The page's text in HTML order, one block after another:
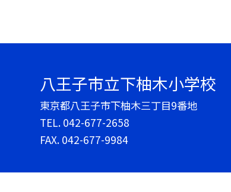
八王子市立下柚木小学校
東京都八王子市下柚木三丁目9番地
TEL. 042-677-2658
FAX. 042-677-9984